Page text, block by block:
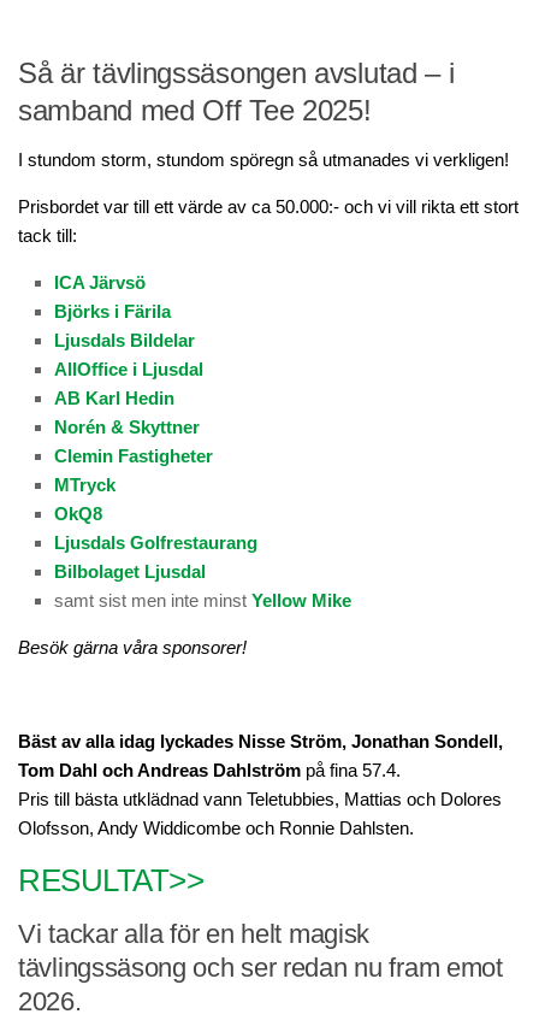
Wira Medical Masters
Resultat – Wira Medical Masters 2026
G/H Seniorer
Träning/PRO
Anpassa din utrustning
Lektioner av vår PRO
Medlemsträning
Studio
Studiobokning
Nyheter
Golfnyheter
Banan
Banguide
Nedslagsmärken
Banfakta
Slope
Puttinggreen
Rangebollar
Scorekort
18 hålsbanan
Så är tävlingssäsongen avslutad – i
samband med Off Tee 2025!
I stundom storm, stundom spöregn så utmanades vi verkligen!
Prisbordet var till ett värde av ca 50.000:- och vi vill rikta ett stort
tack till:
ICA Järvsö
Björks i Färila
Ljusdals Bildelar
AllOffice i Ljusdal
AB Karl Hedin
Norén & Skyttner
Clemin Fastigheter
MTryck
OkQ8
Ljusdals Golfrestaurang
Bilbolaget Ljusdal
samt sist men inte minst Yellow Mike
Besök gärna våra sponsorer!
Bäst av alla idag lyckades Nisse Ström, Jonathan Sondell,
Tom Dahl och Andreas Dahlström på fina 57.4.
Pris till bästa utklädnad vann Teletubbies, Mattias och Dolores
Olofsson, Andy Widdicombe och Ronnie Dahlsten.
RESULTAT>>
Vi tackar alla för en helt magisk
tävlingssäsong och ser redan nu fram emot
2026.